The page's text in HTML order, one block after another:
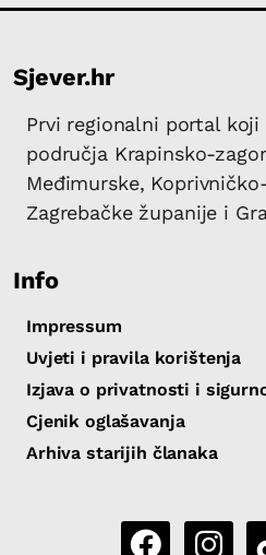
Sjever.hr
Prvi regionalni portal
područja Krapinsko-
Međimurske,
Zagrebačke županije i
Info
Impressum
Uvjeti i pravila korištenja
Izjava o privatnosti i
Cjenik oglašavanja
Arhiva starijih članaka